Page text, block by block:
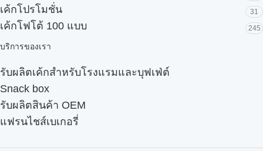
เค้กโปรโมชั่น 31
เค้กโฟโต้ 100 แบบ 245
บริการของเรา
รับผลิตเค้กสำหรับโรงแรมและบุฟเฟ่ต์
Snack box
รับผลิตสินค้า OEM
แฟรนไชส์เบเกอรี่